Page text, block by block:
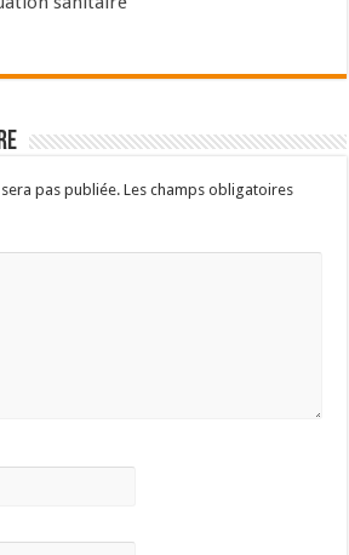
pas publiée. Les champs obligatoires